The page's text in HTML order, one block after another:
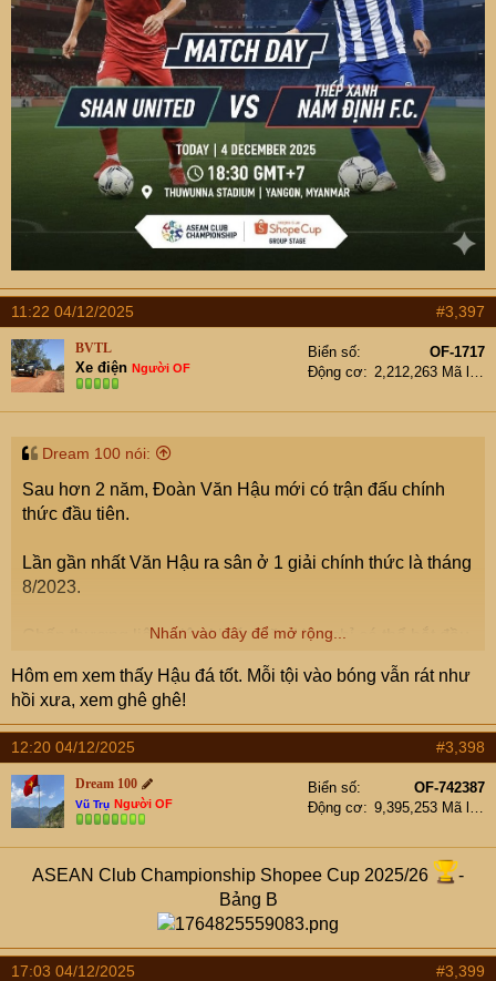
11:22 04/12/2025 #3,397
BVTL
Xe điện Người OF
Biển số
OF-1717
Động cơ
Dream 100 nói:
Sau hơn 2 năm, Đoàn Văn Hậu mới có trận đấu chính
thức đầu tiên.
Lần gần nhất Văn Hậu ra sân ở 1 giải chính thức là tháng
8/2023.
Chấn thương liên miên khiến Văn Hậu chỉ có thể bắt đầu
Nhấn vào đây để mở rộng...
Hôm em xem thấy Hậu đá tốt. Mỗi tội vào bóng vẫn rát như
hồi xưa, xem ghê ghê!
12:20 04/12/2025 #3,398
Dream 100
Vũ Trụ Người OF
Biển số
OF-742387
Động cơ
ASEAN Club Championship Shopee Cup 2025/26
-
Bảng B
17:03 04/12/2025 #3,399